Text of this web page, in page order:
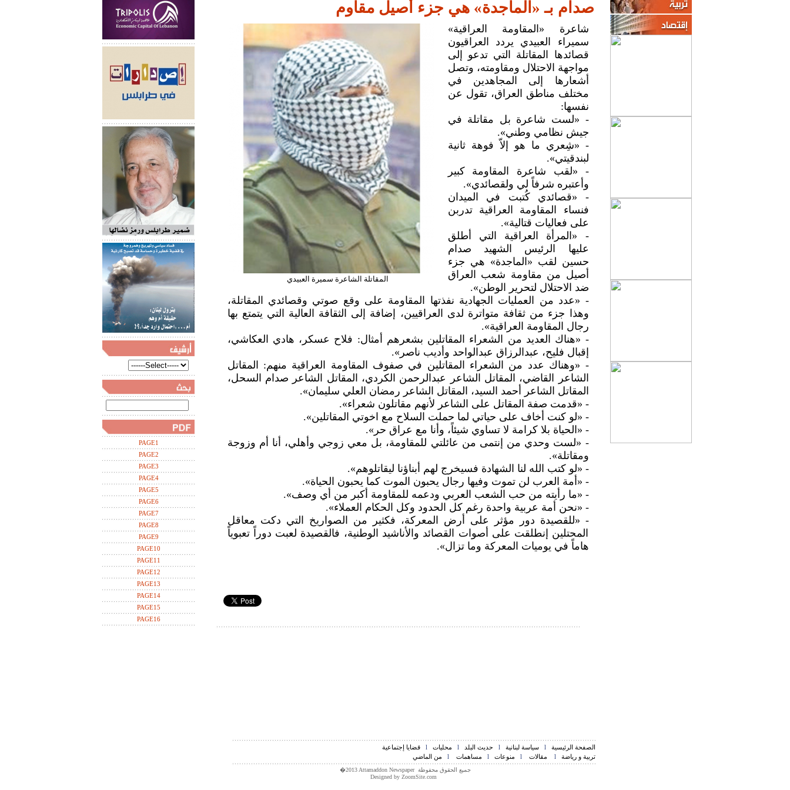
PAGE1
PAGE2
PAGE3
PAGE4
PAGE5
PAGE6
PAGE7
PAGE8
PAGE9
PAGE10
PAGE11
PAGE12
PAGE13
PAGE14
PAGE15
PAGE16
صدام بـ «الماجدة» هي جزء أصيل مقاوم
المقاتلة الشاعرة سميرة العبيدي
شاعرة «المقاومة العراقية»
سميراء العبيدي يردد العراقيون
قصائدها المقاتلة التي تدعو إلى
مواجهة الاحتلال ومقاومته، وتصل
أشعارها إلى المجاهدين في
مختلف مناطق العراق، تقول عن
نفسها:
- «لست شاعرة بل مقاتلة في
جيش نظامي وطني».
- «شِعري ما هو إلاّ فوهة ثانية
لبندقيتي».
- «لقب شاعرة المقاومة كبير
وأعتبره شرفاً لي ولقصائدي».
- «قصائدي كُتبت في الميدان
فنساء المقاومة العراقية تدربن
على فعاليات قتالية».
- «المرأة العراقية التي أطلق
عليها الرئيس الشهيد صدام
حسين لقب «الماجدة» هي جزء
أصيل من مقاومة شعب العراق
ضد الاحتلال لتحرير الوطن».
- «عدد من العمليات الجهادية نفذتها المقاومة على وقع صوتي وقصائدي المقاتلة،
وهذا جزء من ثقافة متواترة لدى العراقيين، إضافة إلى الثقافة العالية التي يتمتع بها
رجال المقاومة العراقية».
- «هناك العديد من الشعراء المقاتلين بشعرهم أمثال: فلاح عسكر، هادي العكاشي،
إقبال فليح، عبدالرزاق عبدالواحد وأديب ناصر».
- «وهناك عدد من الشعراء المقاتلين في صفوف المقاومة العراقية منهم: المقاتل
الشاعر القاضي، المقاتل الشاعر عبدالرحمن الكردي، المقاتل الشاعر صدام السحل،
المقاتل الشاعر أحمد السيد، المقاتل الشاعر رمضان العلي سليمان».
- «قدمت صفة المقاتل على الشاعر لأنهم مقاتلون شعراء».
- «لو كنت أخاف على حياتي لما حملت السلاح مع اخوتي المقاتلين».
- «الحياة بلا كرامة لا تساوي شيئاً، وأنا مع عراق حر».
- «لست وحدي من إنتمى من عائلتي للمقاومة، بل معي زوجي وأهلي، أنا أم وزوجة
ومقاتلة».
- «لو كتب الله لنا الشهادة فسيخرج لهم أبناؤنا ليقاتلوهم».
- «أمة العرب لن تموت وفيها رجال يحبون الموت كما يحبون الحياة».
- «ما رأيته من حب الشعب العربي ودعمه للمقاومة أكبر من أي وصف».
- «نحن أمة عربية واحدة رغم كل الحدود وكل الحكام العملاء».
- «للقصيدة دور مؤثر على أرض المعركة، فكثير من الصواريخ التي دكت معاقل
المحتلين إنطلقت على أصوات القصائد والأناشيد الوطنية، فالقصيدة لعبت دوراً تعبوياً
هاماً في يوميات المعركة وما تزال».
الصفحة الرئيسية l سياسة لبنانية l حديث البلد l محليات l
قضايا إجتماعية
تربية و رياضة
l مقالات l منوعات l مساهمات l
من الماضي
�2013 Attamaddon Newspaper جميع الحقوق محفوظة
Designed by ZoomSite.com